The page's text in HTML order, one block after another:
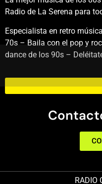
Radio de La Serena para
Especialista en retro
70s – Baila con el pop y
dance de los 90s –
RADIO